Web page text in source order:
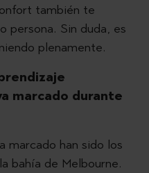
también te
persona. Sin duda, es
plenamente.
marcado durante
marcado han sido los
bahía de Melbourne.